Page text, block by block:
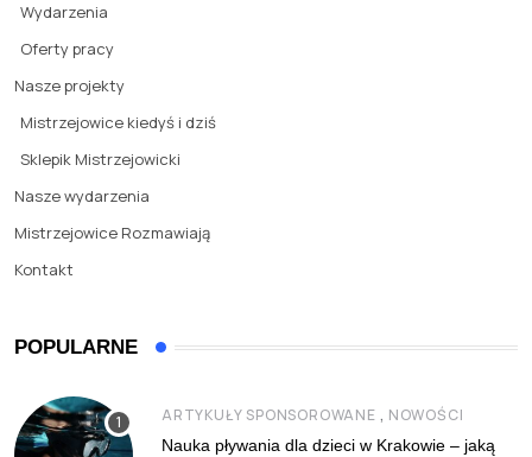
Wydarzenia
Oferty pracy
Nasze projekty
Mistrzejowice kiedyś i dziś
Sklepik Mistrzejowicki
Nasze wydarzenia
Mistrzejowice Rozmawiają
Kontakt
POPULARNE
ARTYKUŁY SPONSOROWANE , NOWOŚCI
Nauka pływania dla dzieci w Krakowie – jaką